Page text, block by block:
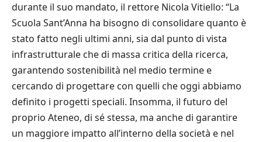
durante il suo mandato, il rettore Nicola Vitiello: “La
Scuola Sant’Anna ha bisogno di consolidare quanto è
stato fatto negli ultimi anni, sia dal punto di vista
infrastrutturale che di massa critica della ricerca,
garantendo sostenibilità nel medio termine e
cercando di progettare con quelli che oggi abbiamo
definito i progetti speciali. Insomma, il futuro del
proprio Ateneo, di sé stessa, ma anche di garantire
un maggiore impatto all’interno della società e nel